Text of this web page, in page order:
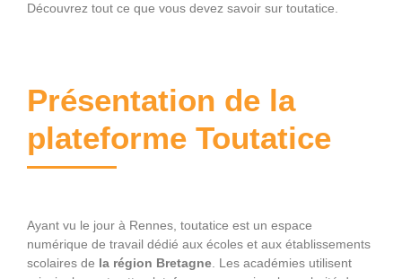
Découvrez tout ce que vous devez savoir sur toutatice.
Présentation de la
plateforme Toutatice
Ayant vu le jour à Rennes, toutatice est un espace
numérique de travail dédié aux écoles et aux établissements
scolaires de la région Bretagne. Les académies utilisent